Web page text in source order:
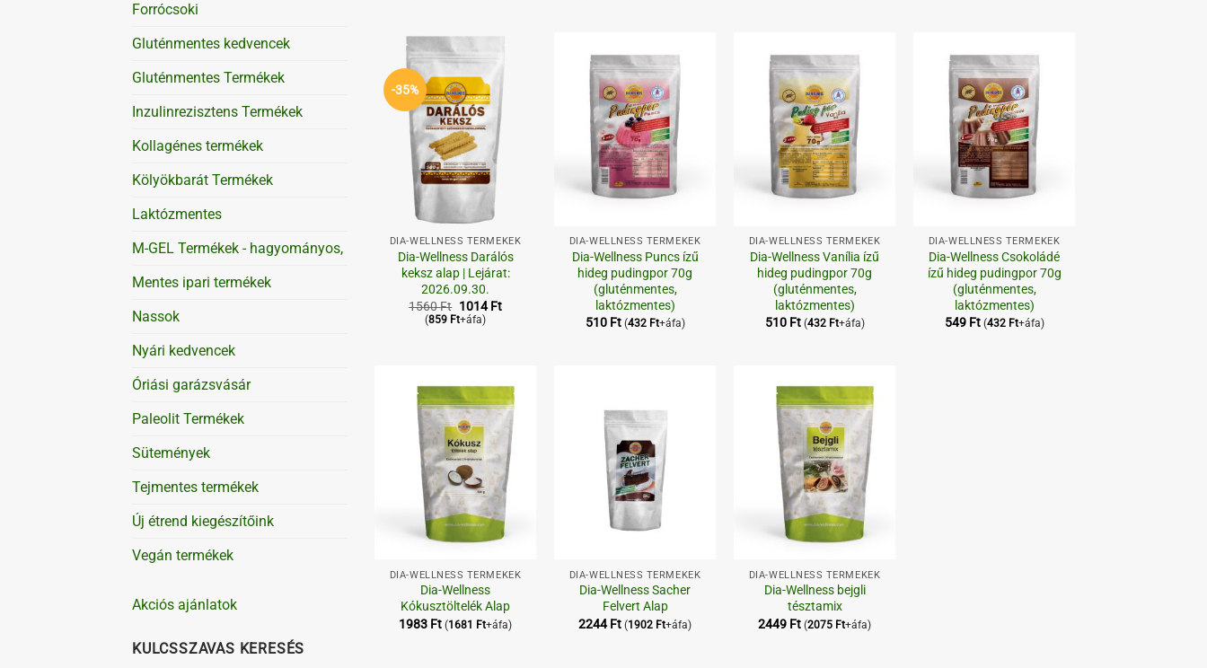
Forrócsoki
Gluténmentes kedvencek
Gluténmentes Termékek
Inzulinrezisztens Termékek
Kollagénes termékek
Kölyökbarát Termékek
Laktózmentes
M-GEL Termékek - hagyományos,
Mentes ipari termékek
Nassok
Nyári kedvencek
Óriási garázsvásár
Paleolit Termékek
Sütemények
Tejmentes termékek
Új étrend kiegészítőink
Vegán termékek
Akciós ajánlatok
KULCSSZAVAS KERESÉS
-35%
Kedvenceimhez
DIA-WELLNESS TERMÉKEK
Dia-Wellness Darálós
keksz alap | Lejárat:
2026.09.30.
1560Ft Original
price
1014FtCurrent
(859 Ft+áfa)
Kedvenceimhez
DIA-WELLNESS TERMÉKEK
Dia-Wellness Puncs ízű
hideg pudingpor 70g
(gluténmentes,
laktózmentes)
510 Ft (432 Ft+áfa)
Kedvenceimhez
DIA-WELLNESS TERMÉKEK
Dia-Wellness Vanília ízű
hideg pudingpor 70g
(gluténmentes,
laktózmentes)
510 Ft (432 Ft+áfa)
Kedvenceimhez
DIA-WELLNESS TERMÉKEK
Dia-Wellness Csokoládé
ízű hideg pudingpor 70g
(gluténmentes,
laktózmentes)
549 Ft (432 Ft+áfa)
Kedvenceimhez
DIA-WELLNESS TERMÉKEK
Dia-Wellness
Kókusztöltelék Alap
1983 Ft (1681 Ft+áfa)
Kedvenceimhez
DIA-WELLNESS TERMÉKEK
Dia-Wellness Sacher
Felvert Alap
2244Ft (1902 Ft+áfa)
Kedvenceimhez
DIA-WELLNESS TERMÉKEK
Dia-Wellness bejgli
tésztamix
2449 Ft (2075 Ft+áfa)